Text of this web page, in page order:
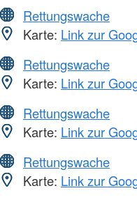
Rettungswache
Karte: Link zur
Rettungswache
Karte: Link zur
Rettungswache
Karte: Link zur
Rettungswache
Karte: Link zur